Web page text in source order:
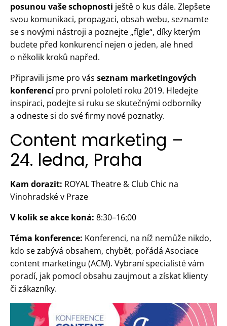
posunou vaše schopnosti ještě o kus dále. Zlepšete
svou komunikaci, propagaci, obsah webu, seznamte
se s novými nástroji a poznejte „fígle“, díky kterým
budete před konkurencí nejen o jeden, ale hned
o několik kroků napřed.
Připravili jsme pro vás seznam marketingových
konferencípro první pololetí roku 2019. Hledejte
inspiraci, podejte si ruku se skutečnými odborníky
a odneste si do své firmy nové poznatky.
Content marketing –
24. ledna, Praha
Kam dorazit: ROYAL Theatre & Club Chic na
Vinohradské v Praze
V kolik se akce koná: 8:30–16:00
Téma konference: Konferenci, na níž nemůže nikdo,
kdo se zabývá obsahem, chybět, pořádá Asociace
content marketingu (ACM). Vybraní specialisté vám
poradí, jak pomocí obsahu zaujmout a získat klienty
či zákazníky.